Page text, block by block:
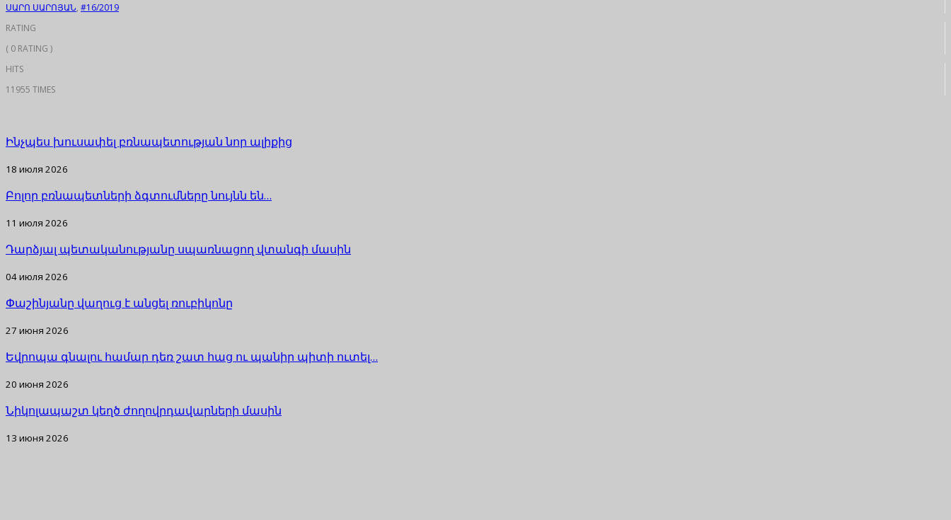
ՍԱՐՈ ՍԱՐՈՅԱՆ, #16/2019
RATING
( 0 RATING )
HITS
11955 TIMES
Ինչպես խուսափել բռնապետության նոր ալիքից
18 июля 2026
Բոլոր բռնապետների ձգտումները նույնն են…
11 июля 2026
Դարձյալ պետականությանը սպառնացող վտանգի մասին
04 июля 2026
Փաշինյանը վաղուց է անցել ռուբիկոնը
27 июня 2026
Եվրոպա գնալու համար դեռ շատ հաց ու պանիր պիտի ուտել…
20 июня 2026
Նիկոլապաշտ կեղծ ժողովրդավարների մասին
13 июня 2026